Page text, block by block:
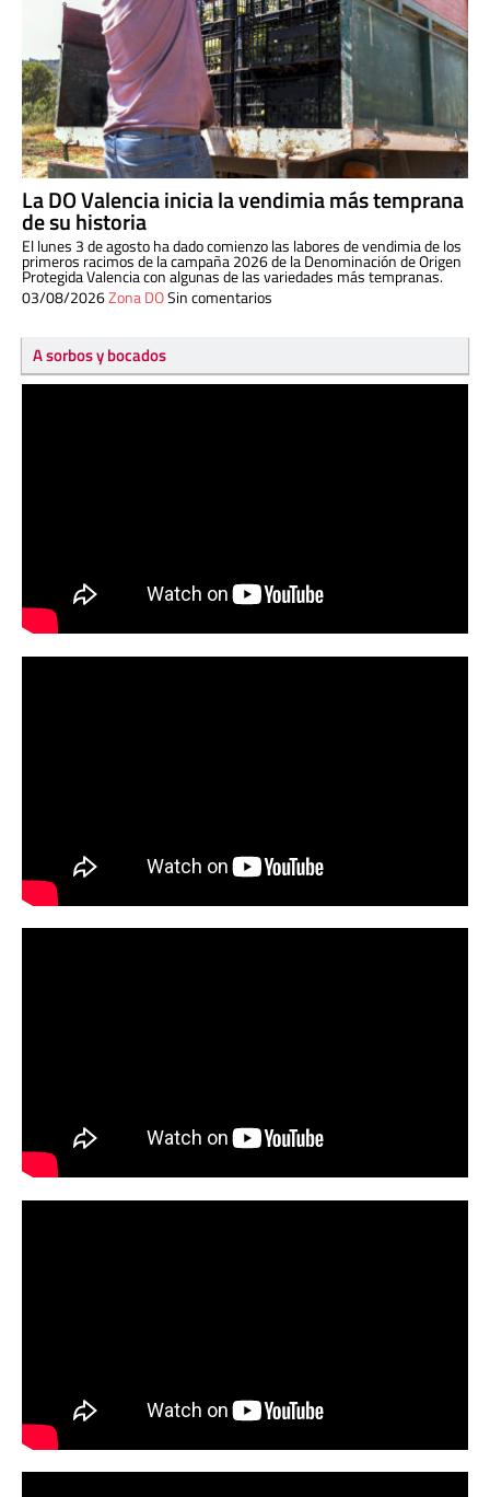
La DO Valencia inicia la vendimia más temprana
de su historia
El lunes 3 de agosto ha dado comienzo las labores de vendimia de los
primeros racimos de la campaña 2026 de la Denominación de Origen
Protegida Valencia con algunas de las variedades más tempranas.
03/08/2026Zona DOSin comentarios
A sorbos y bocados